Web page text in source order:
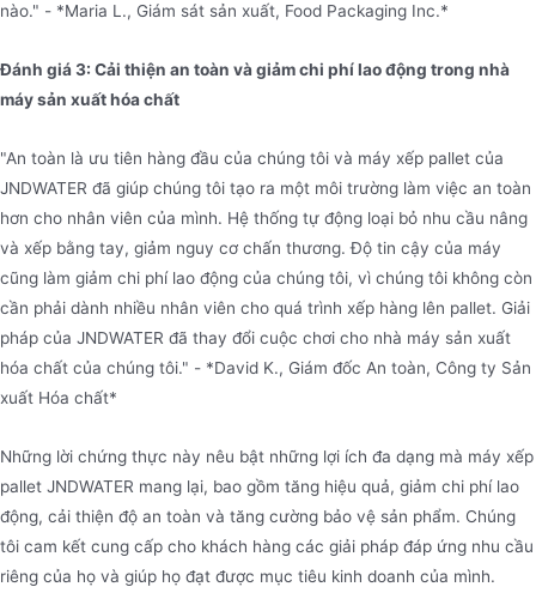
nào." - *Maria L., Giám sát sản xuất, Food Packaging Inc.*
Đánh giá 3: Cải thiện an toàn và giảm chi phí lao động trong nhà
máy sản xuất hóa chất
"An toàn là ưu tiên hàng đầu của chúng tôi và máy xếp pallet của
JNDWATER đã giúp chúng tôi tạo ra một môi trường làm việc an toàn
hơn cho nhân viên của mình. Hệ thống tự động loại bỏ nhu cầu nâng
và xếp bằng tay, giảm nguy cơ chấn thương. Độ tin cậy của máy
cũng làm giảm chi phí lao động của chúng tôi, vì chúng tôi không còn
cần phải dành nhiều nhân viên cho quá trình xếp hàng lên pallet. Giải
pháp của JNDWATER đã thay đổi cuộc chơi cho nhà máy sản xuất
hóa chất của chúng tôi." - *David K., Giám đốc An toàn, Công ty Sản
xuất Hóa chất*
Những lời chứng thực này nêu bật những lợi ích đa dạng mà máy xếp
pallet JNDWATER mang lại, bao gồm tăng hiệu quả, giảm chi phí lao
động, cải thiện độ an toàn và tăng cường bảo vệ sản phẩm. Chúng
tôi cam kết cung cấp cho khách hàng các giải pháp đáp ứng nhu cầu
riêng của họ và giúp họ đạt được mục tiêu kinh doanh của mình.